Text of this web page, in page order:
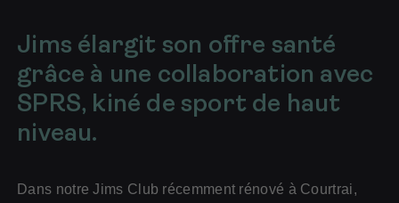
Jims élargit son offre santé
grâce à une collaboration avec
SPRS, kiné de sport de haut
niveau.
Dans notre Jims Club récemment rénové à Courtrai,